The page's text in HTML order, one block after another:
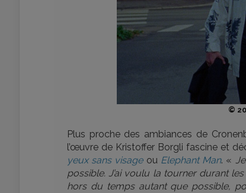
©
Plus proche des ambiances de
l’œuvre de Kristoffer Borgli fascine et
yeux sans visageou Elephant Man. «
possible. J’ai voulu la tourner durant
hors du temps autant que possible,